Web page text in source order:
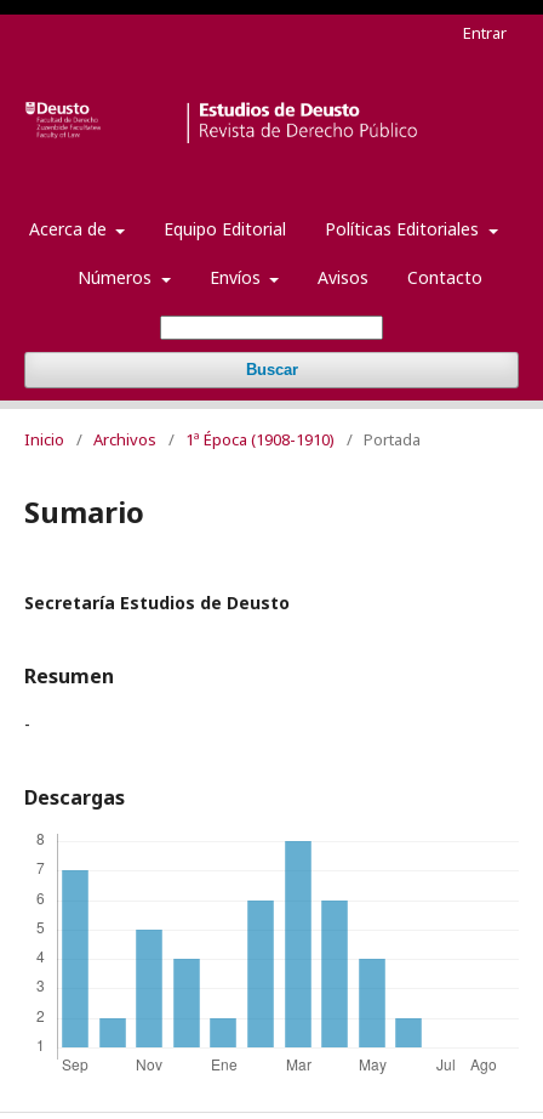
Acerca de Equipo Editorial Políticas Editoriales
Números Envíos Avisos Contacto
Buscar
Entrar
Inicio / Archivos / 1ª Época (1908-1910) / Portada
Sumario
Secretaría Estudios de Deusto
Resumen
-
Descargas